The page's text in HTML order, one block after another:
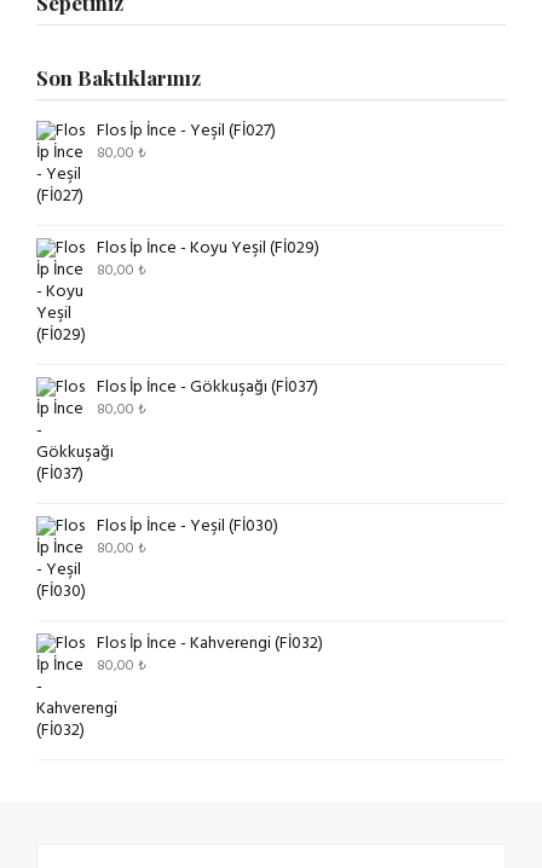
Son Baktıklarınız
Flos İp İnce - Yeşil (Fİ027)
80,00 ₺
Flos İp İnce - Koyu Yeşil (Fİ029)
80,00 ₺
Flos İp İnce - Gökkuşağı (Fİ037)
80,00 ₺
Flos İp İnce - Yeşil (Fİ030)
80,00 ₺
Flos İp İnce - Kahverengi (Fİ032)
80,00 ₺